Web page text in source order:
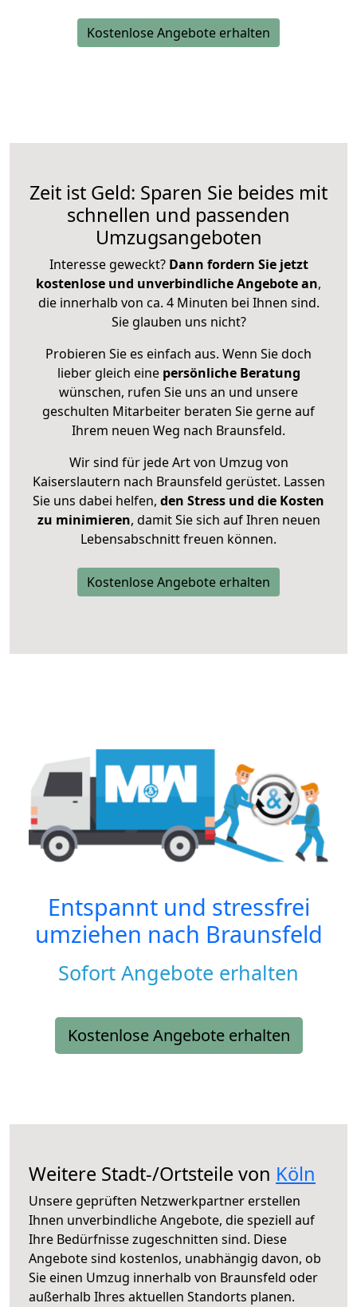
Kostenlose Angebote erhalten
Zeit ist Geld: Sparen Sie beides mit
schnellen und passenden
Umzugsangeboten
Interesse geweckt? Dann fordern Sie jetzt
kostenlose und unverbindliche Angebote an,
die innerhalb von ca. 4 Minuten bei Ihnen sind.
Sie glauben uns nicht?
Probieren Sie es einfach aus. Wenn Sie doch
lieber gleich eine persönliche Beratung
wünschen, rufen Sie uns an und unsere
geschulten Mitarbeiter beraten Sie gerne auf
Ihrem neuen Weg nach Braunsfeld.
Wir sind für jede Art von Umzug von
Kaiserslautern nach Braunsfeld gerüstet. Lassen
Sie uns dabei helfen, den Stress und die Kosten
zu minimieren, damit Sie sich auf Ihren neuen
Lebensabschnitt freuen können.
Kostenlose Angebote erhalten
Entspannt und stressfrei
umziehen nach Braunsfeld
Sofort Angebote erhalten
Kostenlose Angebote erhalten
Weitere Stadt-/Ortsteile von Köln
Unsere geprüften Netzwerkpartner erstellen
Ihnen unverbindliche Angebote, die speziell auf
Ihre Bedürfnisse zugeschnitten sind. Diese
Angebote sind kostenlos, unabhängig davon, ob
Sie einen Umzug innerhalb von Braunsfeld oder
außerhalb Ihres aktuellen Standorts planen.